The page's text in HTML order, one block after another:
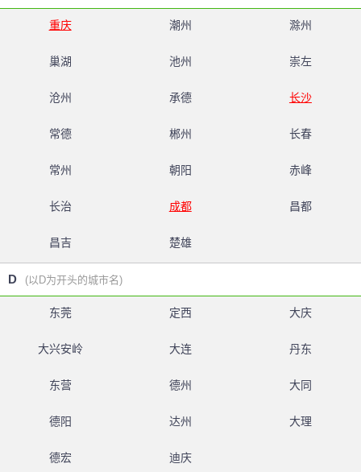
重庆 潮州 滁州
巢湖 池州 崇左
沧州 承德 长沙
常德 郴州 长春
常州 朝阳 赤峰
长治 成都 昌都
昌吉 楚雄
D (以D为开头的城市名)
东莞 定西 大庆
大兴安岭 大连 丹东
东营 德州 大同
德阳 达州 大理
德宏 迪庆